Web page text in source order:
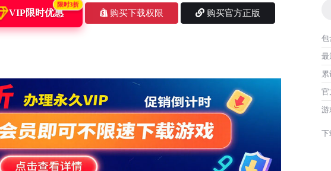
VIP限时优惠
限时3折
购买下载权限 购买官方正版
包
最
官
游
下